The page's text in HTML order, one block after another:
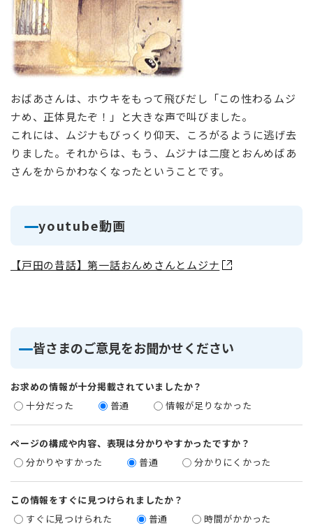
おばあさんは、ホウキをもって飛びだし「この性わるムジ
ナめ、正体見たぞ！」と大きな声で叫びました。
これには、ムジナもびっくり仰天、ころがるように逃げ去
りました。それからは、もう、ムジナは二度とおんめばあ
さんをからかわなくなったということです。
youtube動画
【戸田の昔話】第一話おんめさんとムジナ
皆さまのご意見をお聞かせください
お求めの情報が十分掲載されていましたか？
十分だった
普通 情報が足りなかった
ページの構成や内容、表現は分かりやすかったですか？
分かりやすかった
普通 分かりにくかった
この情報をすぐに見つけられましたか？
すぐに見つけられた
普通 時間がかかった